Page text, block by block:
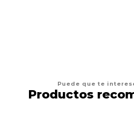
Puede que te
Productos